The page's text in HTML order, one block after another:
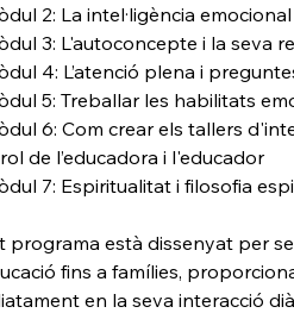
2: La intel·ligència
3: L'autoconcepte i la seva
4: L’atenció plena i
5: Treballar les habilitats
6: Com crear els tallers
de l’educadora i l'educador
7: Espiritualitat i filosofia
programa està dissenyat per
fins a famílies,
en la seva interacció